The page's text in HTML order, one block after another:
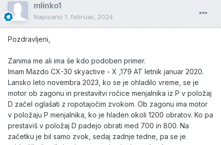
mlinko1
Napisano 1. februar, 2024
Pozdravljeni,
Zanima me ali ima še kdo podoben primer.
Imam Mazdo CX-30 skyactive - X ,179 AT letnik januar 2020.
Lansko leto novembra 2023, ko se je ohladilo vreme, se je
motor ob zagonu in prestavitvi ročice menjalnika iz P v položaj
D začel oglašati z ropotajočim zvokom. Ob zagonu ima motor
v položaju P menjalnika, ko je hladen okoli 1200 obratov. Ko pa
prestaviš v položaj D padejo obrati med 700 in 800. Na
začetku je bil samo zvok, sedaj zadnje tedne, pa se je